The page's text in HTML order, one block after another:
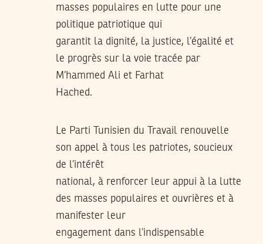
masses populaires en lutte pour une
politique patriotique qui
garantit la dignité, la justice, l’égalité et
le progrès sur la voie tracée par
M’hammed Ali et Farhat
Hached.
Le Parti Tunisien du Travail renouvelle
son appel à tous les patriotes, soucieux
de l’intérêt
national, à renforcer leur appui à la lutte
des masses populaires et ouvrières et à
manifester leur
engagement dans l’indispensable